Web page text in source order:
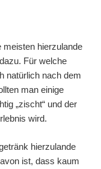
meisten hierzulande
Für welche
natürlich nach dem
man einige
„zischt“ und der
wird.
hierzulande
ist, dass kaum